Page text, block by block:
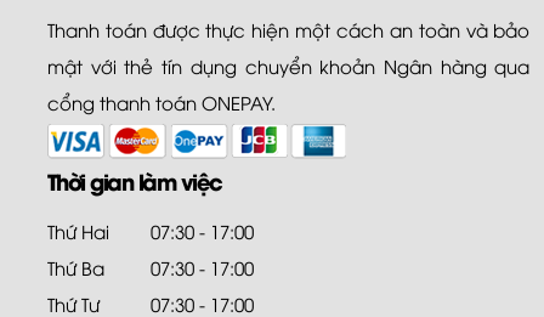
Thanh toán được thực hiện một cách an toàn và bảo
mật với thẻ tín dụng chuyển khoản Ngân hàng qua
cổng thanh toán ONEPAY.
Thời gian làm việc
Thứ Hai
07:30 - 17:00
Thứ Ba
07:30 - 17:00
Thứ Tư
07:30 - 17:00